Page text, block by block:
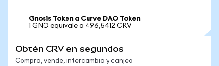
Gnosis Token a Curve DAO Token
1 GNO equivale a 496,5412 CRV
Obtén CRV en segundos
Compra, vende, intercambia y canjea